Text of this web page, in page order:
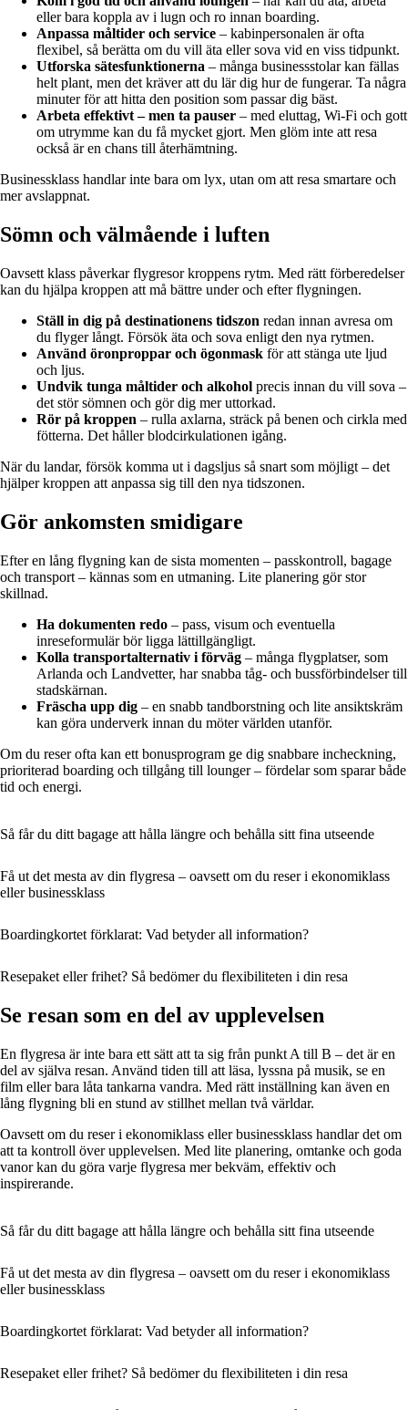
eller bara koppla av i lugn och ro innan boarding.
Anpassa måltider och service – kabinpersonalen är ofta
flexibel, så berätta om du vill äta eller sova vid en viss tidpunkt.
Utforska sätesfunktionerna – många businessstolar kan fällas
helt plant, men det kräver att du lär dig hur de fungerar. Ta några
minuter för att hitta den position som passar dig bäst.
Arbeta effektivt – men ta pauser – med eluttag, Wi-Fi och gott
om utrymme kan du få mycket gjort. Men glöm inte att resa
också är en chans till återhämtning.
Businessklass handlar inte bara om lyx, utan om att resa smartare och
mer avslappnat.
Sömn och välmående i luften
Oavsett klass påverkar flygresor kroppens rytm. Med rätt förberedelser
kan du hjälpa kroppen att må bättre under och efter flygningen.
Ställ in dig på destinationens tidszon redan innan avresa om
du flyger långt. Försök äta och sova enligt den nya rytmen.
Använd öronproppar och ögonmask för att stänga ute ljud
och ljus.
Undvik tunga måltider och alkohol precis innan du vill sova –
det stör sömnen och gör dig mer uttorkad.
Rör på kroppen – rulla axlarna, sträck på benen och cirkla med
fötterna. Det håller blodcirkulationen igång.
När du landar, försök komma ut i dagsljus så snart som möjligt – det
hjälper kroppen att anpassa sig till den nya tidszonen.
Gör ankomsten smidigare
Efter en lång flygning kan de sista momenten – passkontroll, bagage
och transport – kännas som en utmaning. Lite planering gör stor
skillnad.
Ha dokumenten redo – pass, visum och eventuella
inreseformulär bör ligga lättillgängligt.
Kolla transportalternativ i förväg – många flygplatser, som
Arlanda och Landvetter, har snabba tåg- och bussförbindelser till
stadskärnan.
Fräscha upp dig – en snabb tandborstning och lite ansiktskräm
kan göra underverk innan du möter världen utanför.
Om du reser ofta kan ett bonusprogram ge dig snabbare incheckning,
prioriterad boarding och tillgång till lounger – fördelar som sparar både
tid och energi.
Så får du ditt bagage att hålla längre och behålla sitt fina utseende
Få ut det mesta av din flygresa – oavsett om du reser i ekonomiklass
eller businessklass
Boardingkortet förklarat: Vad betyder all information?
Resepaket eller frihet? Så bedömer du flexibiliteten i din resa
Se resan som en del av upplevelsen
En flygresa är inte bara ett sätt att ta sig från punkt A till B – det är en
del av själva resan. Använd tiden till att läsa, lyssna på musik, se en
film eller bara låta tankarna vandra. Med rätt inställning kan även en
lång flygning bli en stund av stillhet mellan två världar.
Oavsett om du reser i ekonomiklass eller businessklass handlar det om
att ta kontroll över upplevelsen. Med lite planering, omtanke och goda
vanor kan du göra varje flygresa mer bekväm, effektiv och
inspirerande.
Så får du ditt bagage att hålla längre och behålla sitt fina utseende
Få ut det mesta av din flygresa – oavsett om du reser i ekonomiklass
eller businessklass
Boardingkortet förklarat: Vad betyder all information?
Resepaket eller frihet? Så bedömer du flexibiliteten i din resa